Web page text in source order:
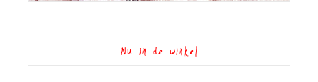
Nu in de winkel